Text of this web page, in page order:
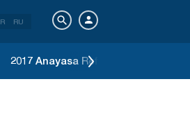
RU
2017 Anayasa Referandumu